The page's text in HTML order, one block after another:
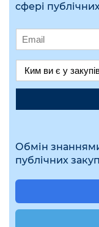
сфері
Обмін
публічних